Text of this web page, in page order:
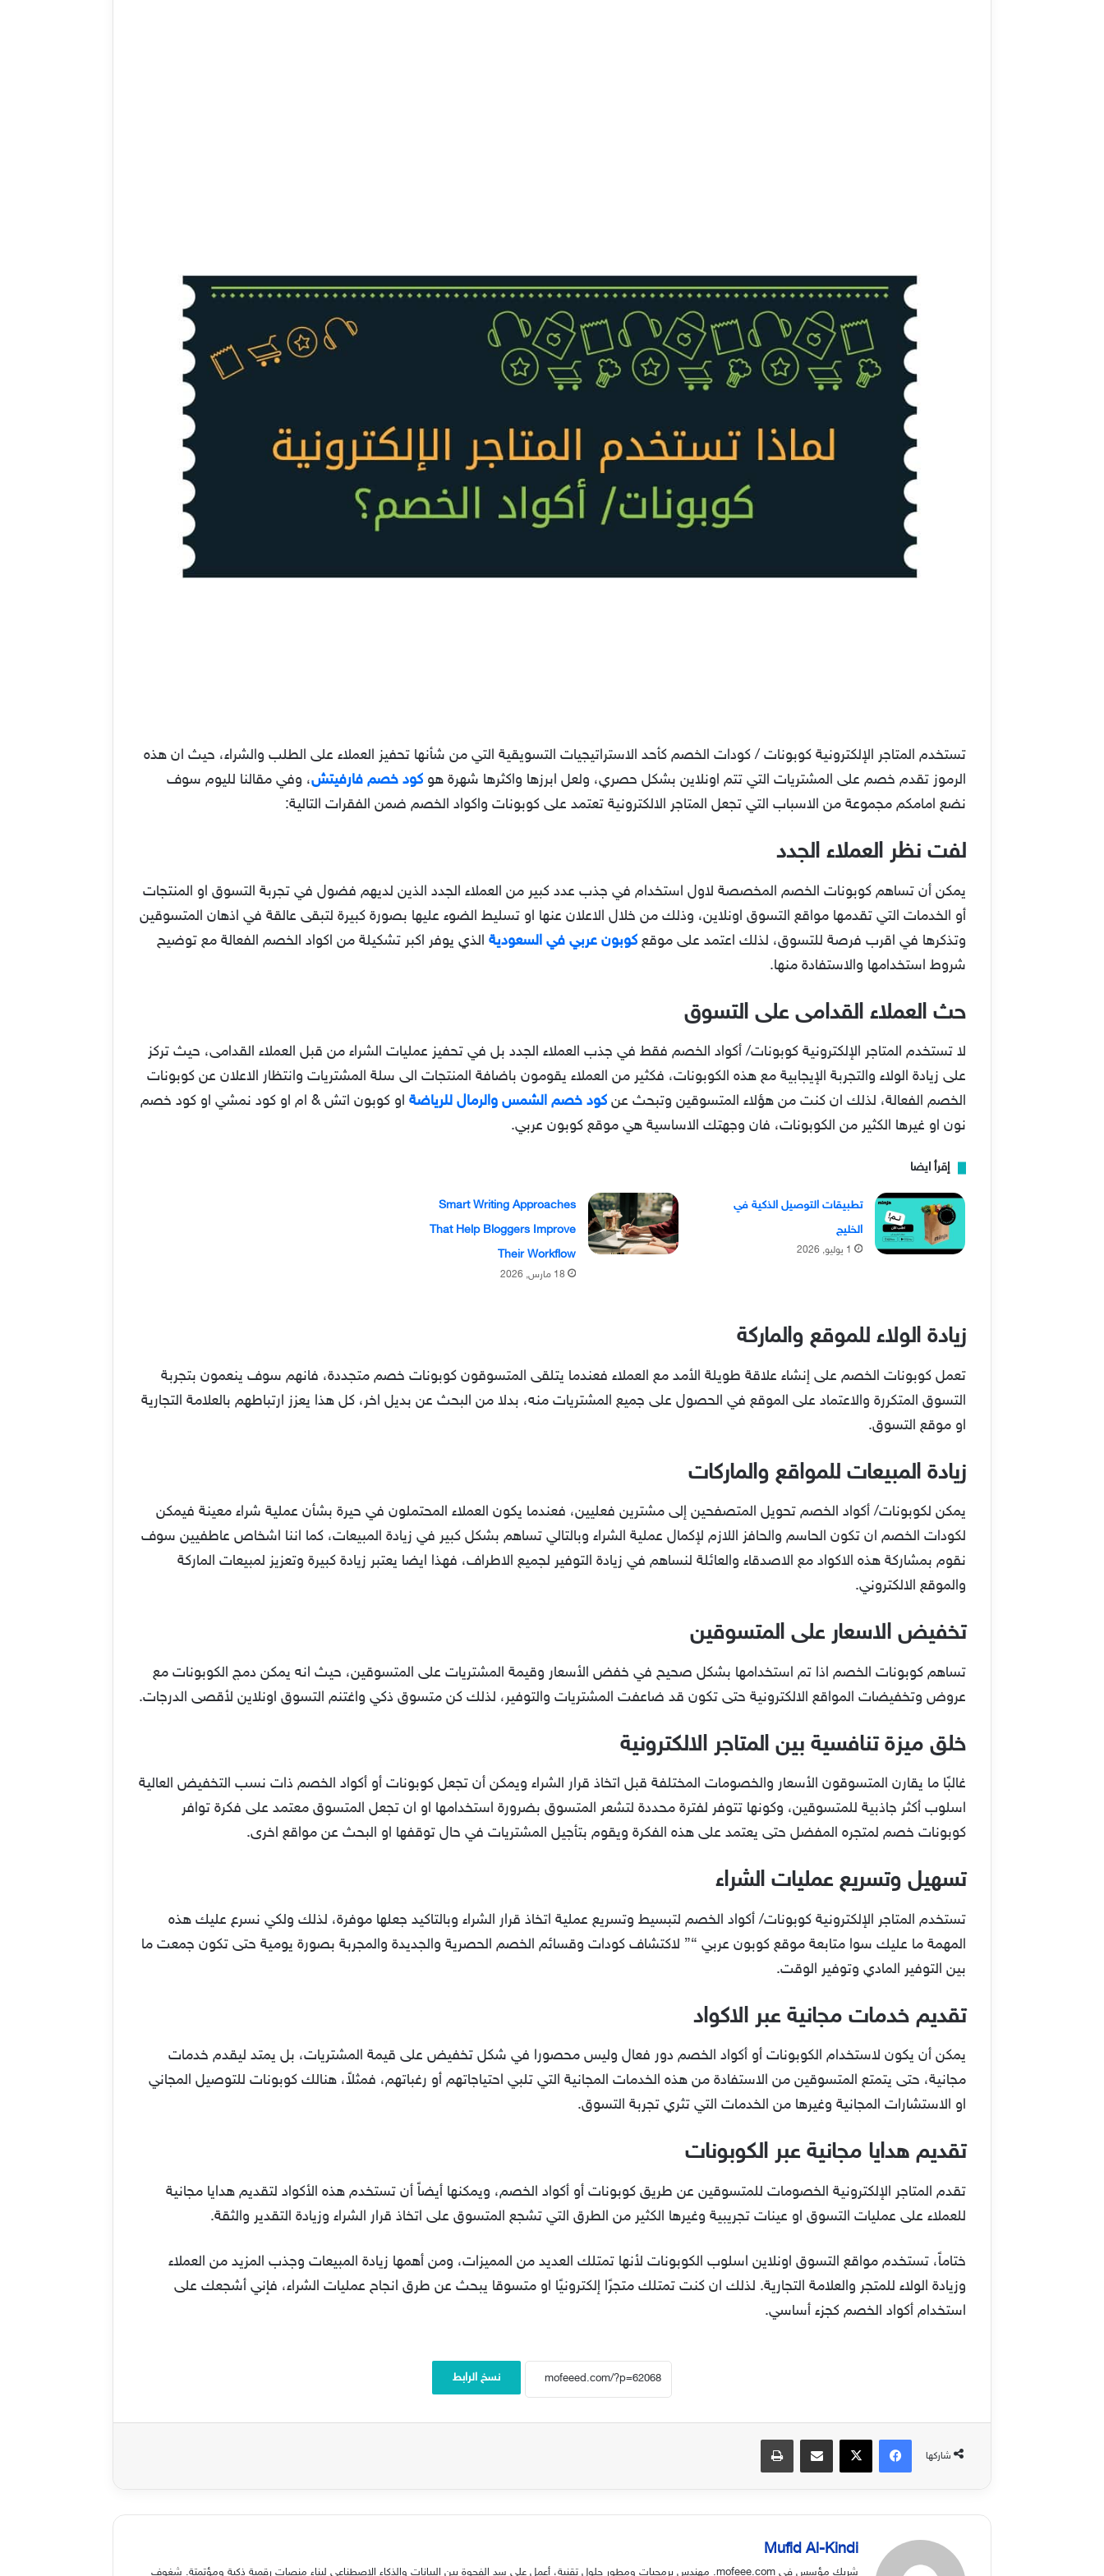
تستخدم المتاجر الإلكترونية كوبونات / كودات الخصم كأحد الاستراتيجيات التسويقية التي من شأنها تحفيز العملاء على الطلب والشراء، حيث ان هذه
الرموز تقدم خصم على المشتريات التي تتم اونلاين بشكل حصري، ولعل ابرزها واكثرها شهرة هو كود خصم فارفيتش، وفي مقالنا لليوم سوف
نضع امامكم مجموعة من الاسباب التي تجعل المتاجر الالكترونية تعتمد على كوبونات واكواد الخصم ضمن الفقرات التالية:
لفت نظر العملاء الجدد
يمكن أن تساهم كوبونات الخصم المخصصة لاول استخدام في جذب عدد كبير من العملاء الجدد الذين لديهم فضول في تجربة التسوق او المنتجات
أو الخدمات التي تقدمها مواقع التسوق اونلاين، وذلك من خلال الاعلان عنها او تسليط الضوء عليها بصورة كبيرة لتبقى عالقة في اذهان المتسوقين
وتذكرها في اقرب فرصة للتسوق، لذلك اعتمد على موقع كوبون عربي في السعودية الذي يوفر اكبر تشكيلة من اكواد الخصم الفعالة مع توضيح
شروط استخدامها والاستفادة منها.
حث العملاء القدامى على التسوق
لا تستخدم المتاجر الإلكترونية كوبونات/ أكواد الخصم فقط في جذب العملاء الجدد بل في تحفيز عمليات الشراء من قبل العملاء القدامى، حيث تركز
على زيادة الولاء والتجربة الإيجابية مع هذه الكوبونات، فكثير من العملاء يقومون باضافة المنتجات الى سلة المشتريات وانتظار الاعلان عن كوبونات
الخصم الفعالة، لذلك ان كنت من هؤلاء المتسوقين وتبحث عن كود خصم الشمس والرمال للرياضة او كوبون اتش & ام او كود نمشي او كود خصم
نون او غيرها الكثير من الكوبونات، فان وجهتك الاساسية هي موقع كوبون عربي.
إقرأ ايضا
تطبيقات التوصيل الذكية في
الخليج
1 يوليو, 2026
Smart Writing Approaches
That Help Bloggers Improve
Their Workflow
18 مارس, 2026
زيادة الولاء للموقع والماركة
تعمل كوبونات الخصم على إنشاء علاقة طويلة الأمد مع العملاء فعندما يتلقى المتسوقون كوبونات خصم متجددة، فانهم سوف ينعمون بتجربة
التسوق المتكررة والاعتماد على الموقع في الحصول على جميع المشتريات منه، بدلا من البحث عن بديل اخر، كل هذا يعزز ارتباطهم بالعلامة التجارية
او موقع التسوق.
زيادة المبيعات للمواقع والماركات
يمكن لكوبونات/ أكواد الخصم تحويل المتصفحين إلى مشترين فعليين، فعندما يكون العملاء المحتملون في حيرة بشأن عملية شراء معينة فيمكن
لكودات الخصم ان تكون الحاسم والحافز اللازم لإكمال عملية الشراء وبالتالي تساهم بشكل كبير في زيادة المبيعات، كما اننا اشخاص عاطفيين سوف
نقوم بمشاركة هذه الاكواد مع الاصدقاء والعائلة لنساهم في زيادة التوفير لجميع الاطراف، فهذا ايضا يعتبر زيادة كبيرة وتعزيز لمبيعات الماركة
والموقع الالكتروني.
تخفيض الاسعار على المتسوقين
تساهم كوبونات الخصم اذا تم استخدامها بشكل صحيح في خفض الأسعار وقيمة المشتريات على المتسوقين، حيث انه يمكن دمج الكوبونات مع
عروض وتخفيضات المواقع الالكترونية حتى تكون قد ضاعفت المشتريات والتوفير، لذلك كن متسوق ذكي واغتنم التسوق اونلاين لأقصى الدرجات.
خلق ميزة تنافسية بين المتاجر الالكترونية
غالبًا ما يقارن المتسوقون الأسعار والخصومات المختلفة قبل اتخاذ قرار الشراء ويمكن أن تجعل كوبونات أو أكواد الخصم ذات نسب التخفيض العالية
اسلوب أكثر جاذبية للمتسوقين، وكونها تتوفر لفترة محددة لتشعر المتسوق بضرورة استخدامها او ان تجعل المتسوق معتمد على فكرة توافر
كوبونات خصم لمتجره المفضل حتى يعتمد على هذه الفكرة ويقوم بتأجيل المشتريات في حال توقفها او البحث عن مواقع اخرى.
تسهيل وتسريع عمليات الشراء
تستخدم المتاجر الإلكترونية كوبونات/ أكواد الخصم لتبسيط وتسريع عملية اتخاذ قرار الشراء وبالتاكيد جعلها موفرة، لذلك ولكي نسرع عليك هذه
المهمة ما عليك سوا متابعة موقع كوبون عربي “” لاكتشاف كودات وقسائم الخصم الحصرية والجديدة والمجربة بصورة يومية حتى تكون جمعت ما
بين التوفير المادي وتوفير الوقت.
تقديم خدمات مجانية عبر الاكواد
يمكن أن يكون لاستخدام الكوبونات أو أكواد الخصم دور فعال وليس محصورا في شكل تخفيض على قيمة المشتريات، بل يمتد ليقدم خدمات
مجانية، حتى يتمتع المتسوقين من الاستفادة من هذه الخدمات المجانية التي تلبي احتياجاتهم أو رغباتهم، فمثلاً، هنالك كوبونات للتوصيل المجاني
او الاستشارات المجانية وغيرها من الخدمات التي تثري تجربة التسوق.
تقديم هدايا مجانية عبر الكوبونات
تقدم المتاجر الإلكترونية الخصومات للمتسوقين عن طريق كوبونات أو أكواد الخصم، ويمكنها أيضاً أن تستخدم هذه الأكواد لتقديم هدايا مجانية
للعملاء على عمليات التسوق او عينات تجريبية وغيرها الكثير من الطرق التي تشجع المتسوق على اتخاذ قرار الشراء وزيادة التقدير والثقة.
ختاماً، تستخدم مواقع التسوق اونلاين اسلوب الكوبونات لأنها تمتلك العديد من المميزات، ومن أهمها زيادة المبيعات وجذب المزيد من العملاء
وزيادة الولاء للمتجر والعلامة التجارية. لذلك ان كنت تمتلك متجرًا إلكترونيًا او متسوقا يبحث عن طرق انجاح عمليات الشراء، فإني أشجعك على
استخدام أكواد الخصم كجزء أساسي.
نسخ الرابط
شاركها
فيسبوك‫X مشاركة عبر البريد طباعة
Mufid Al-Kindi
شريك مؤسس في mofeee.com. مهندس برمجيات ومطور حلول تقنية، أعمل على سد الفجوة بين البيانات والذكاء الاصطناعي لبناء منصات رقمية ذكية ومؤتمتة. شغوف